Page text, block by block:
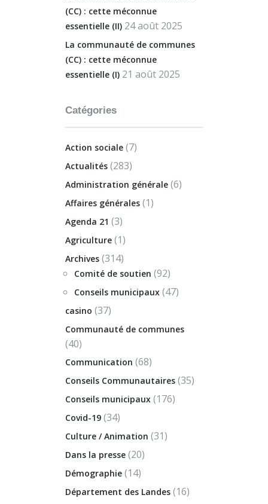
(CC) : cette méconnue
essentielle (II) 24 août 2025
La communauté de communes
(CC) : cette méconnue
essentielle (I) 21 août 2025
Catégories
Action sociale (7)
Actualités (283)
Administration générale (6)
Affaires générales (1)
Agenda 21 (3)
Agriculture (1)
Archives (314)
Comité de soutien (92)
Conseils municipaux (47)
casino (37)
Communauté de communes
(40)
Communication (68)
Conseils Communautaires (35)
Conseils municipaux (176)
Covid-19 (34)
Culture / Animation (31)
Dans la presse (20)
Démographie (14)
Département des Landes (16)